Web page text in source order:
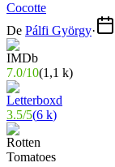
Cocotte
De Pálfi György·
7.0/10(1,1 k)
3.5/5(6 k)